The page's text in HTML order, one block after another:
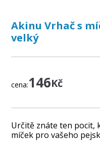
Akinu Vrhač s
velký
cena:146Kč
Určitě znáte ten pocit,
míček pro vašeho